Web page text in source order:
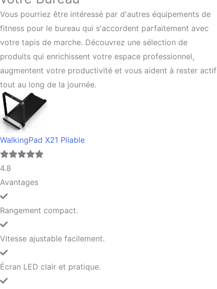
Vous pourriez être intéressé par d'autres équipements de
fitness pour le bureau qui s'accordent parfaitement avec
votre tapis de marche. Découvrez une sélection de
produits qui enrichissent votre espace professionnel,
augmentent votre productivité et vous aident à rester actif
tout au long de la journée.
WalkingPad X21 Pliable
4.8
Avantages
Rangement compact.
Vitesse ajustable facilement.
Écran LED clair et pratique.